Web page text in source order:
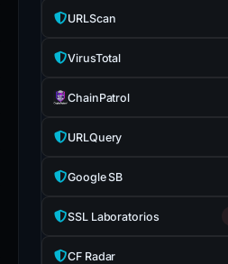
URLScan
VirusTotal
ChainPatrol
URLQuery
Google SB
SSL Laboratorios
CF Radar